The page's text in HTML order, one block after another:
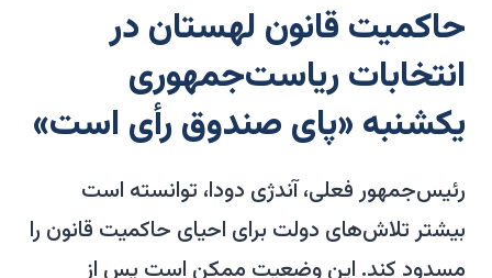
حاکمیت قانون لهستان در
انتخابات ریاست‌جمهوری
یکشنبه «پای صندوق رأی است»
رئیس‌جمهور فعلی، آندژی دودا، توانسته است
بیشتر تلاش‌های دولت برای احیای حاکمیت قانون را
مسدود کند. این وضعیت ممکن است پس از